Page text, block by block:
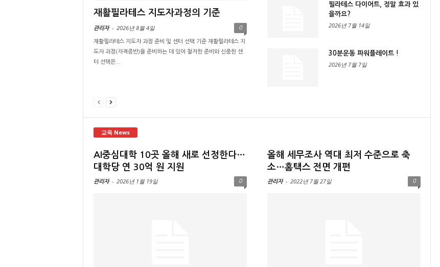
재활필라테스 지도자과정의 기준
관리자 - 2026년 8월 4일 0
재활필라테스 지도자 과정 준비 및 센터 선택 기준 재활필라테스 지
도자 과정(자격증반)을 준비하는 데 있어 철저한 준비와 신중한 센
터 선택은...
필라테스 다이어트, 정말 효과 있
을까요?
2026년 7월 14일
30분운동 파워플레이트 !
2026년 7월 7일
교육 News
AI중심대학 10곳 올해 새로 선정한다…
대학당 연 30억 원 지원
관리자 - 2026년 1월 19일 0
올해 세무조사 역대 최저 수준으로 축
소…홈택스 전면 개편
관리자 - 2022년 7월 27일 0